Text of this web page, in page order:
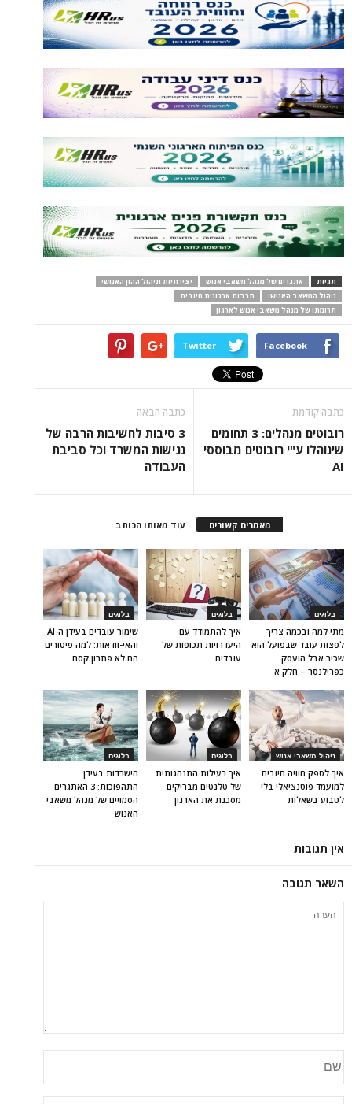
תגיות אתגרים של מנהל משאבי אנוש
יצירתיות וניהול ההון האנושי
ניהול המשאב האנושי
תרבות ארגונית חיובית
תרומתו של מנהל משאבי אנוש לארגון
Facebook
Twitter
כתבה קודמת
רובוטים מנהלים: 3 תחומים
שינוהלו ע"י רובוטים מבוססי
AI
כתבה הבאה
3 סיבות לחשיבות הרבה של
נגישות המשרד וכל סביבת
העבודה
מאמרים קשורים עוד מאותו הכותב
בלוגים
שימור עובדים בעידן ה-AI
והאי-וודאות: למה פיטורים
הם לא פתרון קסם
בלוגים
איך להתמודד עם
היעדרויות תכופות של
עובדים
בלוגים
מתי למה ובכמה צריך
לפצות עובד שבפועל הוא
שכיר אבל הועסק
כפרילנסר – חלק א
בלוגים
הישרדות בעידן
התהפוכות: 3 האתגרים
הסמויים של מנהל משאבי
האנוש
בלוגים
איך רעילות התנהגותית
של טלנטים מבריקים
מסכנת את הארגון
ניהול משאבי אנוש
איך לספק חוויה חיובית
למועמד פוטנציאלי בלי
לטבוע בשאלות
אין תגובות
השאר תגובה